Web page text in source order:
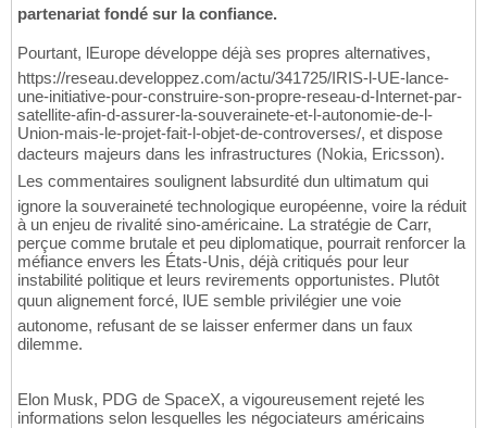
partenariat fondé sur la confiance.
Pourtant, lEurope développe déjà ses propres alternatives,
https://reseau.developpez.com/actu/341725/IRIS-l-UE-lance-
une-initiative-pour-construire-son-propre-reseau-d-Internet-par-
satellite-afin-d-assurer-la-souverainete-et-l-autonomie-de-l-
Union-mais-le-projet-fait-l-objet-de-controverses/, et dispose
dacteurs majeurs dans les infrastructures (Nokia, Ericsson).
Les commentaires soulignent labsurdité dun ultimatum qui
ignore la souveraineté technologique européenne, voire la réduit
à un enjeu de rivalité sino-américaine. La stratégie de Carr,
perçue comme brutale et peu diplomatique, pourrait renforcer la
méfiance envers les États-Unis, déjà critiqués pour leur
instabilité politique et leurs revirements opportunistes. Plutôt
quun alignement forcé, lUE semble privilégier une voie
autonome, refusant de se laisser enfermer dans un faux
dilemme.
Elon Musk, PDG de SpaceX, a vigoureusement rejeté les
informations selon lesquelles les négociateurs américains